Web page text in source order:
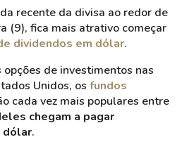
recente da divisa ao redor de
(9), fica mais atrativo começar
dividendos em dólar.
de investimentos nas
Unidos, os fundos
cada vez mais populares entre
chegam a pagar
dólar.